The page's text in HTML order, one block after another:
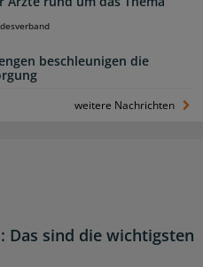
beschleunigen die
weitere Nachrichten
Das sind die wichtigsten